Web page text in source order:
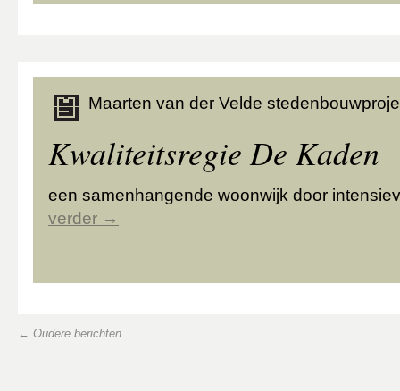
Maarten van der Velde
Kwaliteitsregie De Kaden
een samenhangende woonwijk door
verder →
← Oudere berichten